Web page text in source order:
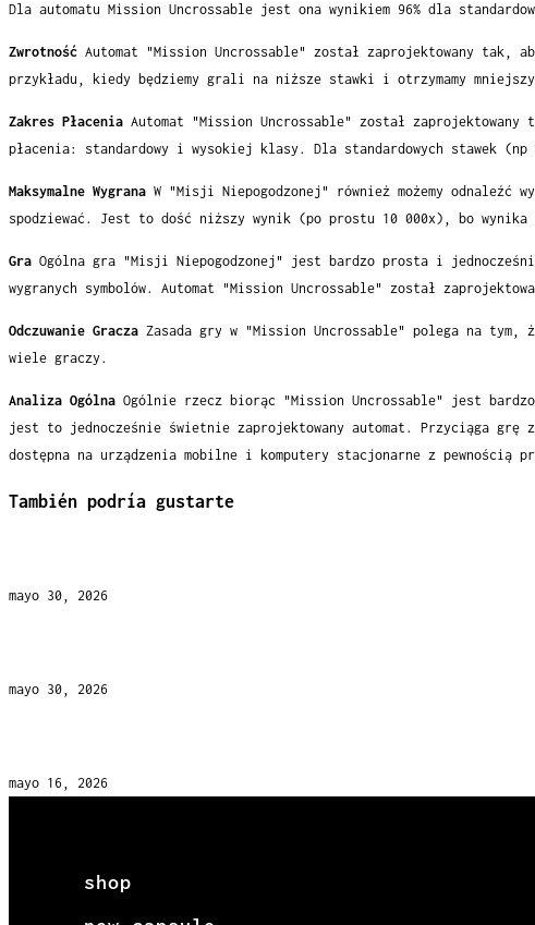
Dla automatu Mission Uncrossable jest ona wynikiem 96% dla
Zwrotność Automat "Mission Uncrossable" został zaprojektowany tak,
przykładu, kiedy będziemy grali na niższe stawki i otrzymamy
Zakres Płacenia Automat "Mission Uncrossable" został zaprojektowany
płacenia: standardowy i wysokiej klasy. Dla standardowych stawek
Maksymalne Wygrana W "Misji Niepogodzonej" również możemy
spodziewać. Jest to dość niższy wynik (po prostu 10 000x), bo wynika
Gra Ogólna gra "Misji Niepogodzonej" jest bardzo prosta i
wygranych symbolów. Automat "Mission Uncrossable" został
Odczuwanie Gracza Zasada gry w "Mission Uncrossable" polega na
wiele graczy.
Analiza Ogólna Ogólnie rzecz biorąc "Mission Uncrossable" jest
jest to jednocześnie świetnie zaprojektowany automat. Przyciąga grę
dostępna na urządzenia mobilne i komputery stacjonarne z pewnością
También podría gustarte
mayo 30, 2026
mayo 30, 2026
mayo 16, 2026
shop